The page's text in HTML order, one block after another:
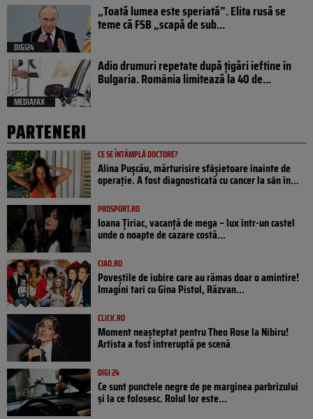
DIGI24
„Toată lumea este speriată”. Elita rusă se
teme că FSB „scapă de sub...
MEDIAFAX
Adio drumuri repetate după țigări ieftine în
Bulgaria. România limitează la 40 de...
PARTENERI
CE SE ÎNTÂMPLĂ DOCTORE?
Alina Pușcău, mărturisire sfâșietoare înainte de
operație. A fost diagnosticată cu cancer la sân în...
PROSPORT.RO
Ioana Țiriac, vacanță de mega – lux într-un castel
unde o noapte de cazare costă...
CIAO.RO
Poveştile de iubire care au rămas doar o amintire!
Imagini tari cu Gina Pistol, Răzvan...
CLICK.RO
Moment neașteptat pentru Theo Rose la Nibiru!
Artista a fost întreruptă pe scenă
DIGI 24
Ce sunt punctele negre de pe marginea parbrizului
și la ce folosesc. Rolul lor este...